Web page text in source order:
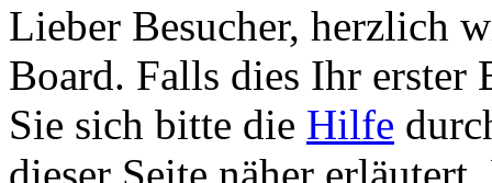
Lieber Besucher, herzlich
Board. Falls dies Ihr erster
Sie sich bitte die Hilfe
dieser Seite näher